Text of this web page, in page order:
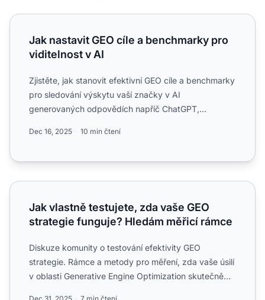
Jak nastavit GEO cíle a benchmarky pro viditelnost v AI
Jak nastavit GEO cíle a benchmarky pro
viditelnost v AI
Zjistěte, jak stanovit efektivní GEO cíle a benchmarky
pro sledování výskytu vaší značky v AI
generovaných odpovědích napříč ChatGPT,
Dec 16, 2025 10 min čtení
Jak vlastně testujete, zda vaše GEO strategie funguje?
Jak vlastně testujete, zda vaše GEO
strategie funguje? Hledám měřicí rámce
Diskuze komunity o testování efektivity GEO
strategie. Rámce a metody pro měření, zda vaše úsilí
v oblasti Generative Engine Optimization skutečně